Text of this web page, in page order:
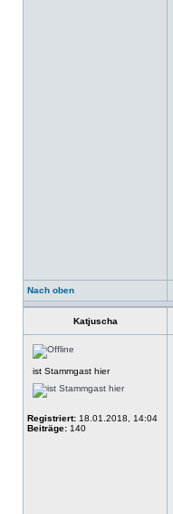
Nach oben
Katjuscha
ist Stammgast hier
Registriert: 18.01.2018, 14:04
Beiträge: 140